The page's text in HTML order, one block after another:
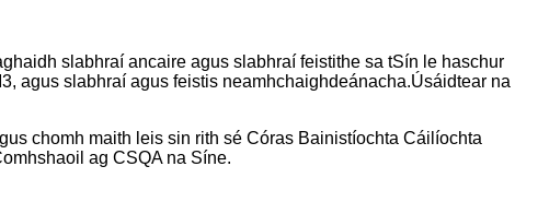
slabhraí ancaire agus slabhraí feistithe sa tSín le haschur
agus slabhraí agus feistis neamhchaighdeánacha.Úsáidtear na
chomh maith leis sin rith sé Córas Bainistíochta Cáilíochta
​​ag CSQA na Síne.